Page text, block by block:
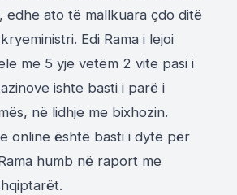
edhe ato të mallkuara çdo ditë
Edi Rama i lejoi
me 5 yje vetëm 2 vite pasi i
ishte basti i parë i
në lidhje me bixhozin.
online është basti i dytë për
humb në raport me